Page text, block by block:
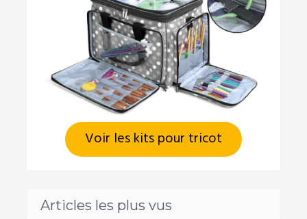
Voir les kits pour tricot
Articles les plus vus